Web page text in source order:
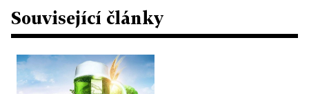
Související články